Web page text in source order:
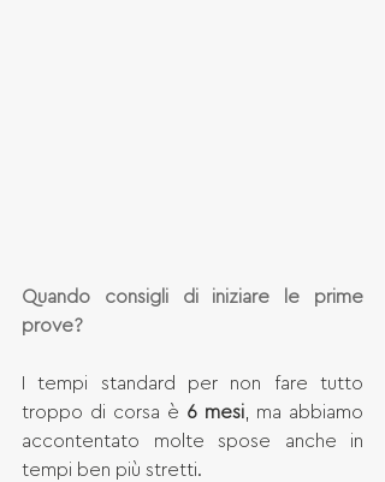
Quando consigli di iniziare le prime
prove?
I tempi standard per non fare tutto
troppo di corsa è 6 mesi , ma abbiamo
accontentato molte spose anche in
tempi ben più stretti.